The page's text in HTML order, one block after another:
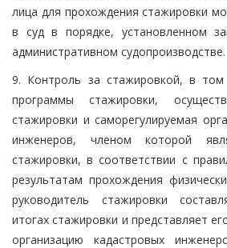
лица для прохождения стажировки
в суд в порядке, установленном
административном судопроизводстве.
9. Контроль за стажировкой, в
программы стажировки,
стажировки и саморегулируемая
инженеров, членом которой
стажировки, в соответствии с
результатам прохождения
руководитель стажировки
итогах стажировки и представляет
организацию кадастровых